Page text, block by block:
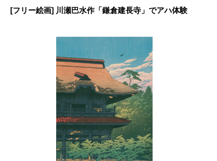
[フリー絵画] 川瀬巴水作「鎌倉建長寺」でアハ体験